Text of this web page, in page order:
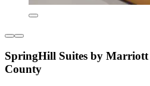
SpringHill Suites by Marriott
County